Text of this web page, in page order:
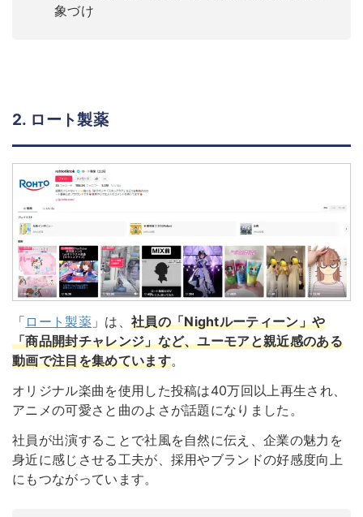
象づけ
2. ロート製薬
「 ロート製薬」は、 社員の「Nightルーティーン」や
「商品開封チャレンジ」など、ユーモアと親近感のある
動画で注目を集めています。
オリジナル楽曲を使用した投稿は40万回以上再生され、
アニメの可愛さと曲のよさが話題になりました。
社員が出演することで社風を自然に伝え、企業の魅力を
身近に感じさせる工夫が、採用やブランドの好感度向上
にもつながっています。